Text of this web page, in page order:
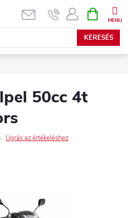
KERESÉS
KOSÁR
50cc 4t
Ugrás az értékeléshez